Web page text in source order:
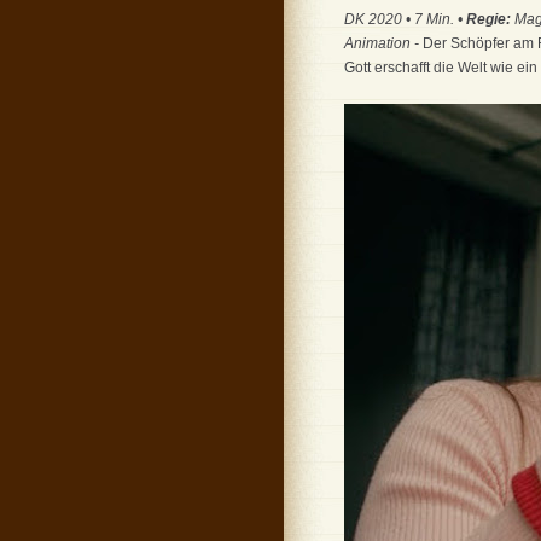
DK 2020 • 7 Min. • Regie:
Animation - Der Schöpfer am
Gott erschafft die Welt wie